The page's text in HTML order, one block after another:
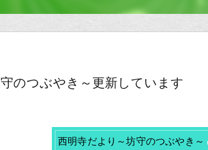
のつぶやき～更新しています
西明寺だより～坊守のつぶやき～